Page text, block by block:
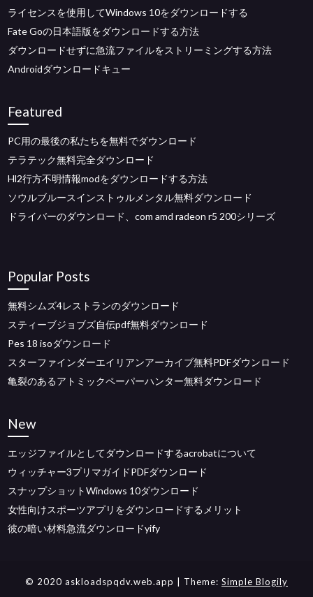
ライセンスを使用してWindows 10をダウンロードする
Fate Goの日本語版をダウンロードする方法
ダウンロードせずに急流ファイルをストリーミングする方法
Androidダウンロードキュー
Featured
PC用の最後の私たちを無料でダウンロード
テラテック無料完全ダウンロード
Hl2行方不明情報modをダウンロードする方法
ソウルブルースインストゥルメンタル無料ダウンロード
ドライバーのダウンロード、com amd radeon r5 200シリーズ
Popular Posts
無料シムズ4レストランのダウンロード
スティーブジョブズ自伝pdf無料ダウンロード
Pes 18 isoダウンロード
スターファインダーエイリアンアーカイブ無料PDFダウンロード
亀裂のあるアトミックペーパーハンター無料ダウンロード
New
エッジファイルとしてダウンロードするacrobatについて
ウィッチャー3プリマガイドPDFダウンロード
スナップショットWindows 10ダウンロード
女性向けスポーツアプリをダウンロードするメリット
彼の暗い材料急流ダウンロードyify
© 2020 askloadspqdv.web.app | Theme: Simple Blogily